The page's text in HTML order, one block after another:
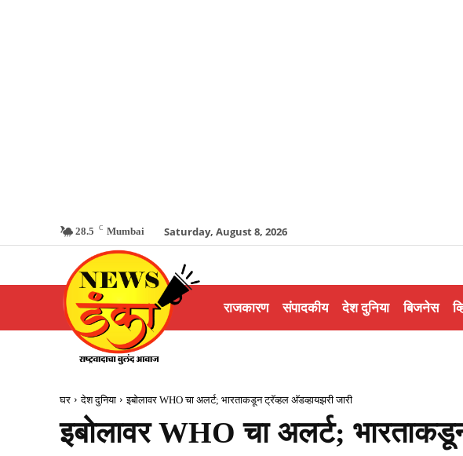
28.5 C Mumbai Saturday, August 8, 2026
राजकारण संपादकीय देश दुनिया बिजनेस
घर देश दुनिया इबोलावर WHO चा अलर्ट; भारताकडून ट्रॅव्हल अ‍ॅडव्हायझरी जारी
इबोलावर WHO चा अलर्ट;